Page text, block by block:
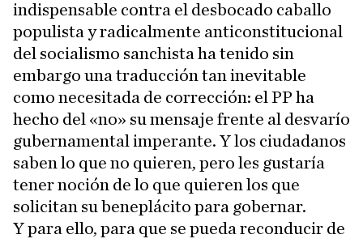
indispensable contra el desbocado caballo
populista y radicalmente anticonstitucional
del socialismo sanchista ha tenido sin
embargo una traducción tan inevitable
como necesitada de corrección: el PP ha
hecho del «no» su mensaje frente al desvarío
gubernamental imperante. Y los ciudadanos
saben lo que no quieren, pero les gustaría
tener noción de lo que quieren los que
solicitan su beneplácito para gobernar.
Y para ello, para que se pueda reconducir de